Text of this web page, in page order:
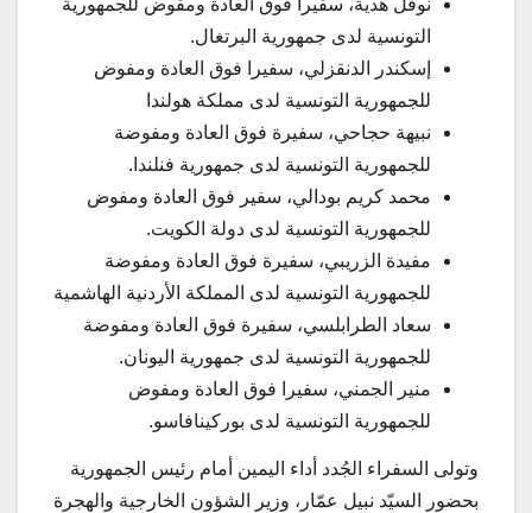
نوفل هدية، سفيرا فوق العادة ومفوض للجمهورية
التونسية لدى جمهورية البرتغال.
إسكندر الدنقزلي، سفيرا فوق العادة ومفوض
للجمهورية التونسية لدى مملكة هولندا
نبيهة حجاحي، سفيرة فوق العادة ومفوضة
للجمهورية التونسية لدى جمهورية فنلندا.
محمد كريم بودالي، سفير فوق العادة ومفوض
للجمهورية التونسية لدى دولة الكويت.
مفيدة الزريبي، سفيرة فوق العادة ومفوضة
للجمهورية التونسية لدى المملكة الأردنية الهاشمية
سعاد الطرابلسي، سفيرة فوق العادة ومفوضة
للجمهورية التونسية لدى جمهورية اليونان.
منير الجمني، سفيرا فوق العادة ومفوض
للجمهورية التونسية لدى بوركينافاسو.
وتولى السفراء الجُدد أداء اليمين أمام رئيس الجمهورية
بحضور السيّد نبيل عمّار، وزير الشؤون الخارجية والهجرة